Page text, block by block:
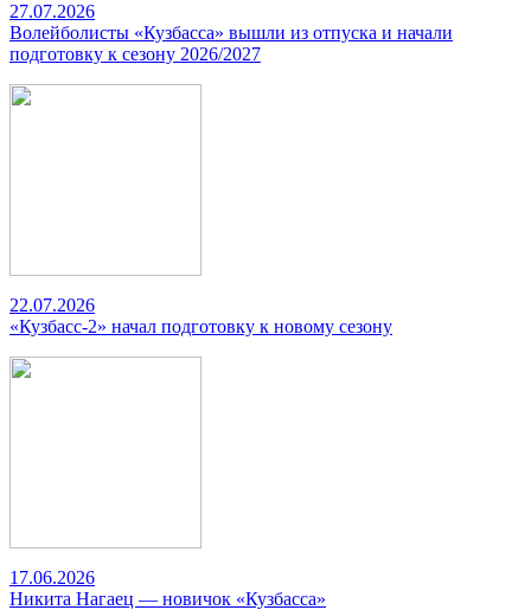
27.07.2026
Волейболисты «Кузбасса» вышли из отпуска и начали
подготовку к сезону 2026/2027
22.07.2026
«Кузбасс-2» начал подготовку к новому сезону
17.06.2026
Никита Нагаец — новичок «Кузбасса»